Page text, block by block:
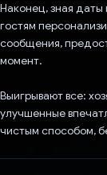
Наконец, зная даты
гостям
сообщения,
момент.
Выигрывают все:
улучшенные
чистым способом,